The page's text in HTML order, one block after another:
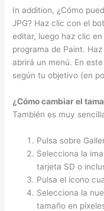
In addition, ¿Cómo
JPG? Haz clic con el
editar, luego haz clic
programa de Paint.
abrirá un menú. En
según tu objetivo (en
¿Cómo cambiar el
También es muy
Pulsa sobre
Selecciona la
tarjeta SD o
Pulsa el icono
Selecciona la
tamaño en